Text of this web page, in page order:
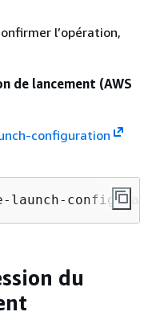
l’opération,
de lancement (AWS
configuration
launch-
du